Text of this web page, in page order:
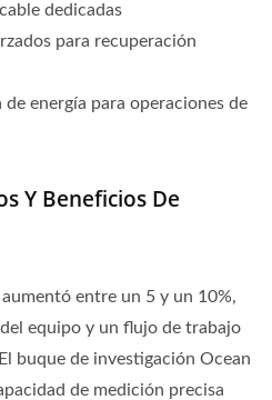
dedicadas
para recuperación
energía para operaciones de
Y Beneficios De
entre un 5 y un 10%,
equipo y un flujo de trabajo
buque de investigación Ocean
de medición precisa